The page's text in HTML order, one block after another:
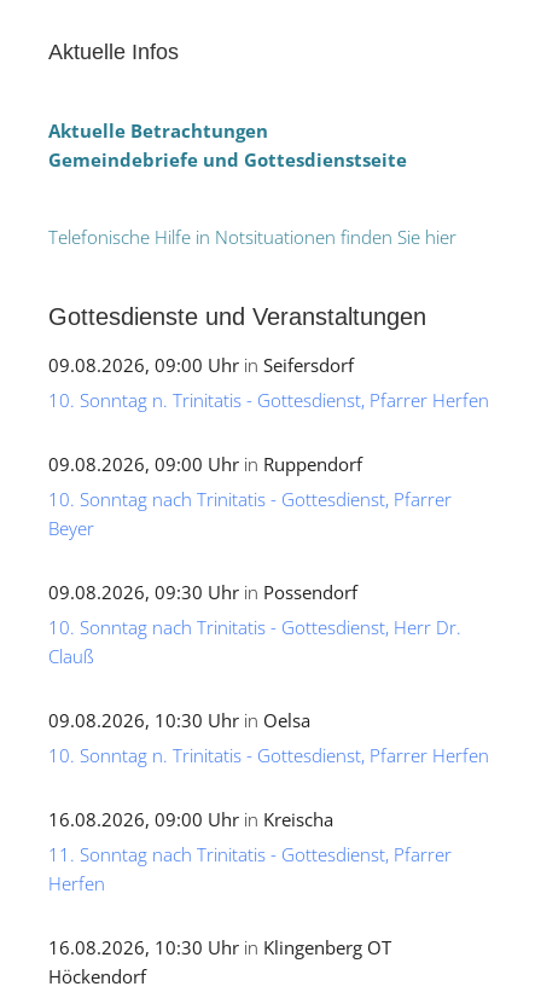
Aktuelle Infos
Aktuelle Betrachtungen
Gemeindebriefe und Gottesdienstseite
Telefonische Hilfe in Notsituationen finden Sie hier
Gottesdienste und Veranstaltungen
09.08.2026, 09:00 Uhr in Seifersdorf
10. Sonntag n. Trinitatis - Gottesdienst, Pfarrer Herfen
09.08.2026, 09:00 Uhr in Ruppendorf
10. Sonntag nach Trinitatis - Gottesdienst, Pfarrer
Beyer
09.08.2026, 09:30 Uhr in Possendorf
10. Sonntag nach Trinitatis - Gottesdienst, Herr Dr.
Clauß
09.08.2026, 10:30 Uhr in Oelsa
10. Sonntag n. Trinitatis - Gottesdienst, Pfarrer Herfen
16.08.2026, 09:00 Uhr in Kreischa
11. Sonntag nach Trinitatis - Gottesdienst, Pfarrer
Herfen
16.08.2026, 10:30 Uhr in Klingenberg OT
Höckendorf